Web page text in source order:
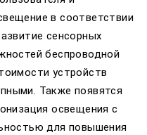
в соответствии
сенсорных
беспроводной
устройств
Также появятся
освещения с
для повышения